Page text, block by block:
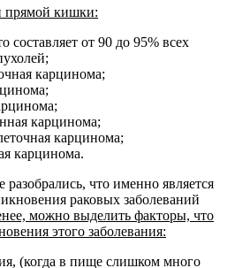
прямой кишки:
составляет от 90 до 95% всех
карцинома;
карцинома;
карцинома;
карцинома.
что именно является
раковых заболеваний
можно выделить факторы, что
этого заболевания:
(когда в пище слишком много